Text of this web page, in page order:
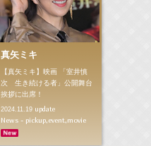
真矢ミキ
【真矢ミキ】映画 「室井慎
次 生き続ける者」公開舞台
挨拶に出席！
2024.11.19update
News - pickup,event,movie